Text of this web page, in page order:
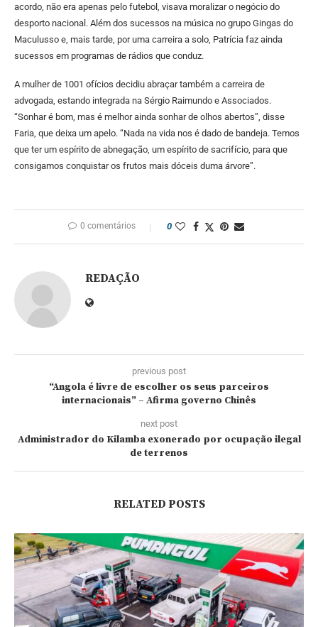
acordo, não era apenas pelo futebol, visava moralizar o negócio do
desporto nacional. Além dos sucessos na música no grupo Gingas do
Maculusso e, mais tarde, por uma carreira a solo, Patrícia faz ainda
sucessos em programas de rádios que conduz.
A mulher de 1001 ofícios decidiu abraçar também a carreira de
advogada, estando integrada na Sérgio Raimundo e Associados.
“Sonhar é bom, mas é melhor ainda sonhar de olhos abertos”, disse
Faria, que deixa um apelo. “Nada na vida nos é dado de bandeja. Temos
que ter um espírito de abnegação, um espírito de sacrifício, para que
consigamos conquistar os frutos mais dóceis duma árvore”.
0 comentários 0
REDAÇÃO
previous post
“Angola é livre de escolher os seus parceiros
internacionais” – Afirma governo Chinês
next post
Administrador do Kilamba exonerado por ocupação ilegal
de terrenos
RELATED POSTS